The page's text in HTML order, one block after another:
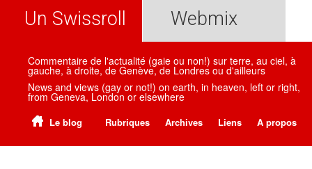
Un Swissroll Webmix
Commentaire de l'actualité (gaie ou non!) sur terre, au ciel, à
gauche, à droite, de Genève, de Londres ou d'ailleurs
News and views (gay or not!) on earth, in heaven, left or right,
from Geneva, London or elsewhere
Le blog Rubriques Archives Liens A propos